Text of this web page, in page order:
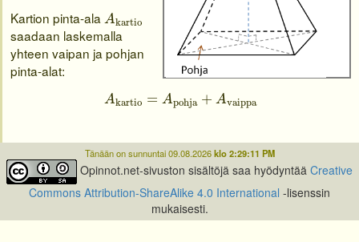
Kartion pinta-ala Akartio
Akartio
saadaan laskemalla
yhteen vaipan ja pohjan
pinta-alat:
Akartio = Apohja + Avaippa
A kartio= Apohja + Avaippa
Tänään on sunnuntai 09.08.2026klo 2:29:11 PM
Opinnot.net-sivuston sisältöjä saa hyödyntää Creative
Commons Attribution-ShareAlike 4.0 International -lisenssin
mukaisesti.